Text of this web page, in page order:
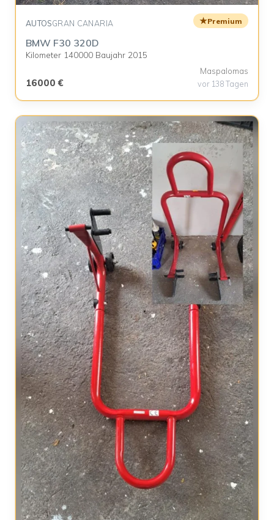
AUTOSGRAN CANARIA ★Premium
BMW F30 320D
Kilometer 140000 Baujahr 2015
16000 €
Maspalomas
vor 138 Tagen